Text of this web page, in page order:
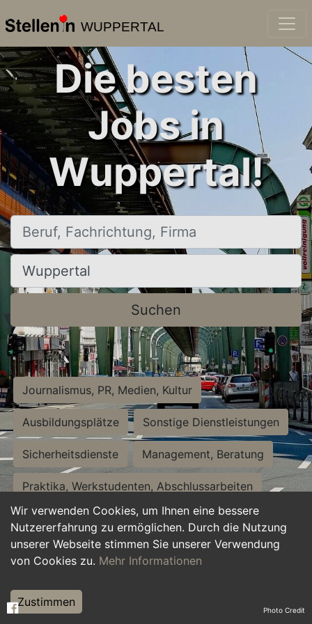
WUPPERTAL
Wir verwenden Cookies, um Ihnen eine bessere
Nutzererfahrung zu ermöglichen. Durch die Nutzung
unserer Webseite stimmen Sie unserer Verwendung
von Cookies zu. Mehr Informationen
Zustimmen
Die besten
Jobs in
Wuppertal!
Beruf, Fachrichtung, Firma
Ort, Stadt
Suchen
Journalismus, PR, Medien, Kultur
Ausbildungsplätze Sonstige Dienstleistungen
Sicherheitsdienste Management, Beratung
Praktika, Werkstudenten, Abschlussarbeiten
Personalwesen Assistenz, Sekretariat
Hilfskräfte, Aushilfs- und Nebenjobs
Weiterbildung, Studium, duale Ausbildung Photo Credit